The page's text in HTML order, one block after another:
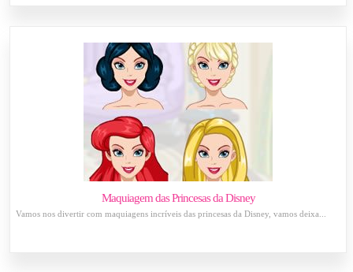
Maquiagem das Princesas da Disney
Vamos nos divertir com maquiagens incríveis das princesas da Disney, vamos deixa...